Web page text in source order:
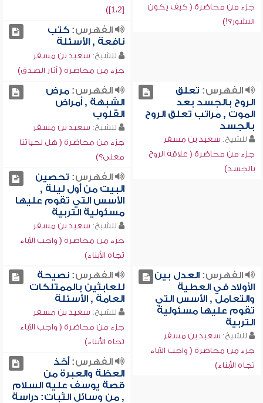
جزء من محاضرة ( كيف يكون
النشور؟!)
[1،2])
الفهرس:كتب
نافعة , الأسئلة
للشيخ: سعيد بن مسفر
جزء من محاضرة ( آثار الصدق)
الفهرس: تعلق
الروح بالجسد بعد
الموت , مراتب تعلق الروح
بالجسد
للشيخ: سعيد بن مسفر
جزء من محاضرة ( علاقة الروح
بالجسد)
الفهرس:مرض
الشبهة , أمراض
القلوب
للشيخ: سعيد بن مسفر
جزء من محاضرة ( هل لحياتنا
معنى؟)
الفهرس: تحصين
البيت من أول ليلة ,
الأسس التي تقوم عليها
مسئولية التربية
للشيخ: سعيد بن مسفر
جزء من محاضرة ( واجب الآباء
تجاه الأبناء)
الفهرس:العدل بين
الأولاد في العطية
والتعامل , الأسس التي
تقوم عليها مسئولية
التربية
للشيخ: سعيد بن مسفر
جزء من محاضرة ( واجب الآباء
تجاه الأبناء)
الفهرس:نصيحة
للعابثين بالممتلكات
العامة , الأسئلة
للشيخ: سعيد بن مسفر
جزء من محاضرة ( واجب الآباء
تجاه الأبناء)
الفهرس:أخذ
العظة والعبرة من
قصة يوسف عليه السلام
, من وسائل الثبات: دراسة